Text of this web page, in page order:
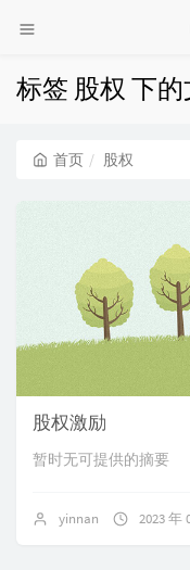
标签 股权 下
首页 股权
股权激励
暂时无可提供的摘要
yinnan 2023 年